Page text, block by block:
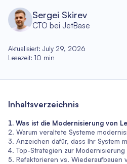
Sergei Skirev
CTO bei JetBase
Aktualisiert: July 29, 2026
Lesezeit: 10 min
Inhaltsverzeichnis
Was ist die Modernisierung von
Warum veraltete Systeme
Anzeichen dafür, dass Ihr System
Top-Strategien zur
Refaktorieren vs. Wiederaufbauen